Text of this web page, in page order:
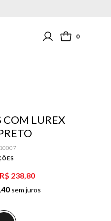
0
COM LUREX
R$ 238,80
40 sem juros